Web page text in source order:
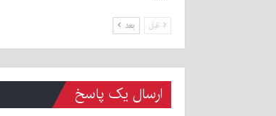
قبل بعد
ارسال یک پاسخ